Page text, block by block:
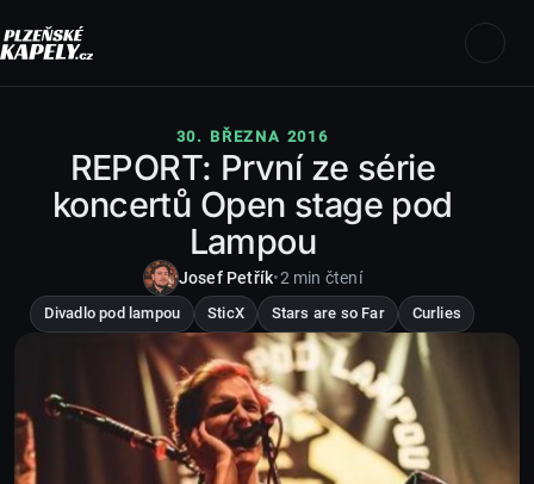
30. BŘEZNA 2016
REPORT: První ze série
koncertů Open stage pod
Lampou
Josef Petřík•2 min čtení
Divadlo pod lampou SticX Stars are so Far Curlies